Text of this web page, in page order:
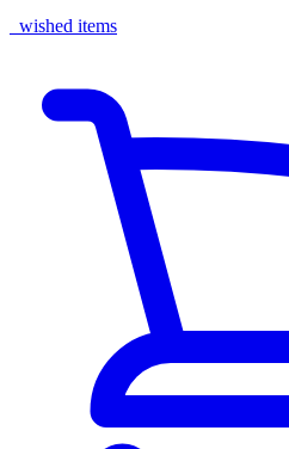
wished items